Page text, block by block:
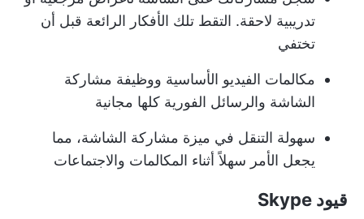
تدريبية لاحقة. التقط تلك الأفكار الرائعة قبل أن
تختفي
مكالمات الفيديو الأساسية ووظيفة مشاركة
الشاشة والرسائل الفورية كلها مجانية
سهولة التنقل في ميزة مشاركة الشاشة، مما
يجعل الأمر سهلاً أثناء المكالمات والاجتماعات
قيود Skype